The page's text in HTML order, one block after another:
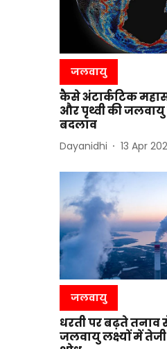
जलवायु
कैसे अंटार्कटिक
और पृथ्वी की
बदलाव
Dayanidhi 13 Apr
जलवायु
धरती पर बढ़ते
जलवायु लक्ष्यों में